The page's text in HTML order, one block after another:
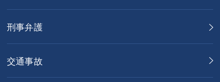
刑事弁護
交通事故